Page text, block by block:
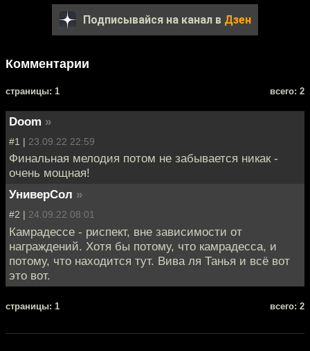
Подписывайся на канал в Дзен
Комментарии
cтраницы: 1 всего: 2
Doom »
#1 | 23.09.22 22:59
Финальная мелодия потом не забывается никак -
очень мощная!
УниверСол »
#2 | 24.09.22 08:01
Камрадессе - риспект, вне зависимости от
награждений. Хотя бы потому, что камрадесса, и
потому, что находится тут. Вива ля Танья и всё вот
это вот.
cтраницы: 1 всего: 2